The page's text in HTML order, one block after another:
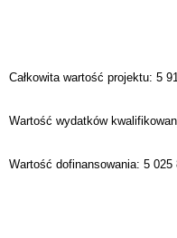
Całkowita wartość projektu: 5
Wartość wydatków
Wartość dofinansowania: 5 025